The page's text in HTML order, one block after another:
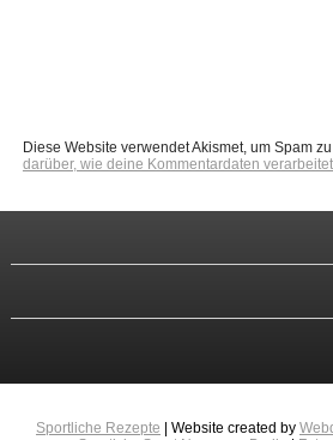
Diese Website verwendet Akismet, um Spam
darüber, wie deine Kommentardaten
Sportliche Rezepte | Website created by